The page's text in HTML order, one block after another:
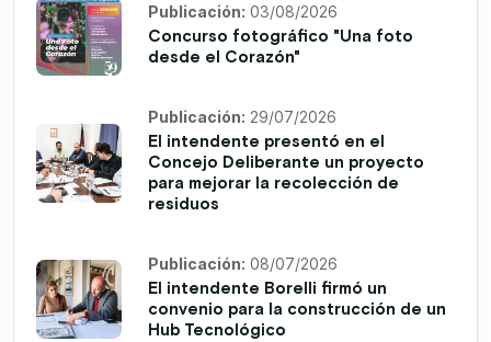
Publicación: 03/08/2026
Concurso fotográfico "Una foto
desde el Corazón"
Publicación: 29/07/2026
El intendente presentó en el
Concejo Deliberante un proyecto
para mejorar la recolección de
residuos
Publicación: 08/07/2026
El intendente Borelli firmó un
convenio para la construcción de un
Hub Tecnológico